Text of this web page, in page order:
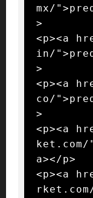
mx/
>
<p><a
in/
>
<p><a
co/
>
<p><a
a></p>
<p><a